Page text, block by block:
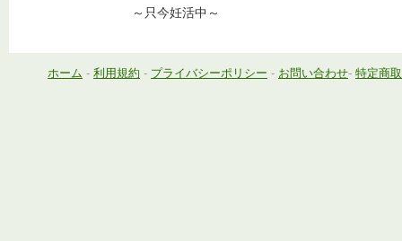
～只今妊活中～
ホーム - 利用規約 - プライバシーポリシー - お問い合わせ- 特定商